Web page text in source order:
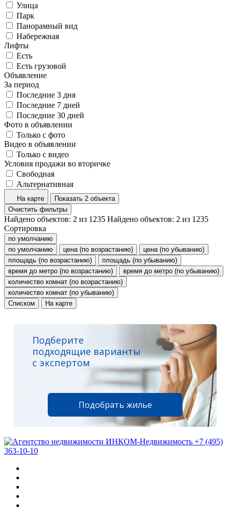
Улица
Парк
Панорамный вид
Набережная
Лифты
Есть
Есть грузовой
Объявление
За период
Последние 3 дня
Последние 7 дней
Последние 30 дней
Фото в объявлении
Только с фото
Видео в объявлении
Только с видео
Условия продажи во вторичке
Свободная
Альтернативная
На карте
Показать 2 объекта
Очистить фильтры
Найдено объектов: 2 из 1235 Найдено объектов: 2 из 1235
Сортировка
по умолчанию
по умолчанию
цена (по возрастанию)
цена (по убыванию)
площадь (по возрастанию)
площадь (по убыванию)
время до метро (по возрастанию)
время до метро (по убыванию)
количество комнат (по возрастанию)
количество комнат (по убыванию)
Списком
На карте
Подберите
подходящие варианты
с экспертом
Подобрать жилье
+7 (495)
363-10-10